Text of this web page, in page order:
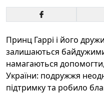
Принц Гаррі і його
залишаються
намагаються
України: подружжя
підтримку та робило